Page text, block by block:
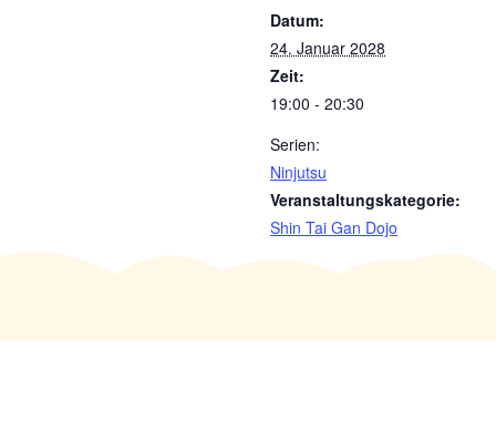
Datum:
24. Januar 2028
Zeit:
19:00 - 20:30
Serien:
Ninjutsu
Veranstaltungskategorie:
Shin Tai Gan Dojo